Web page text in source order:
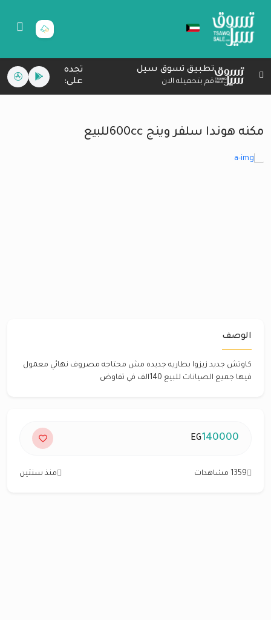
تطبيق تسوق سيل
قم بتحميله الان
تجده
على:
مكنه هوندا سلفر وينج 600ccللبيع
الوصف
كاوتش جديد زيزوا بطاريه جديده مش محتاجه مصروف نهائي معمول
فيها جميع الصيانات للبيع 140الف في تفاوض
140000
EG
1359 مشاهدات منذ سنتين